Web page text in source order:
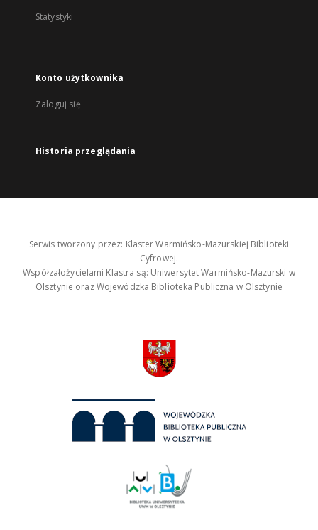
Statystyki
Konto użytkownika
Zaloguj się
Historia przeglądania
Serwis tworzony przez: Klaster Warmińsko-Mazurskiej Biblioteki
Cyfrowej.
Współzałożycielami Klastra są: Uniwersytet Warmińsko-Mazurski w
Olsztynie oraz Wojewódzka Biblioteka Publiczna w Olsztynie